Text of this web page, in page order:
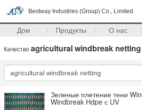
Bestway Industries (Group) Co., Limited
Дом Продукты О нас
Качество agricultural windbreak netting
Зеленые плетение тени
Windbreak Hdpe с UV